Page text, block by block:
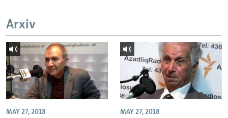
Arxiv
MAY 27, 2018 MAY 27, 2018